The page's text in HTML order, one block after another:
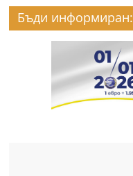
Бъди информиран: